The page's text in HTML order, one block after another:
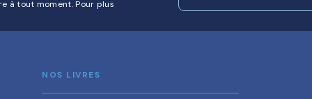
à tout moment. Pour plus
NOS LIVRES